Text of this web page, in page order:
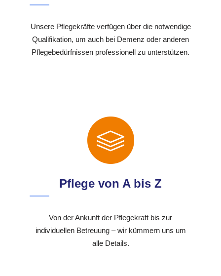
Unsere Pflegekräfte verfügen über die notwendige
Qualifikation, um auch bei Demenz oder anderen
Pflegebedürfnissen professionell zu unterstützen.
Pflege von A bis Z
Von der Ankunft der Pflegekraft bis zur
individuellen Betreuung – wir kümmern uns um
alle Details.